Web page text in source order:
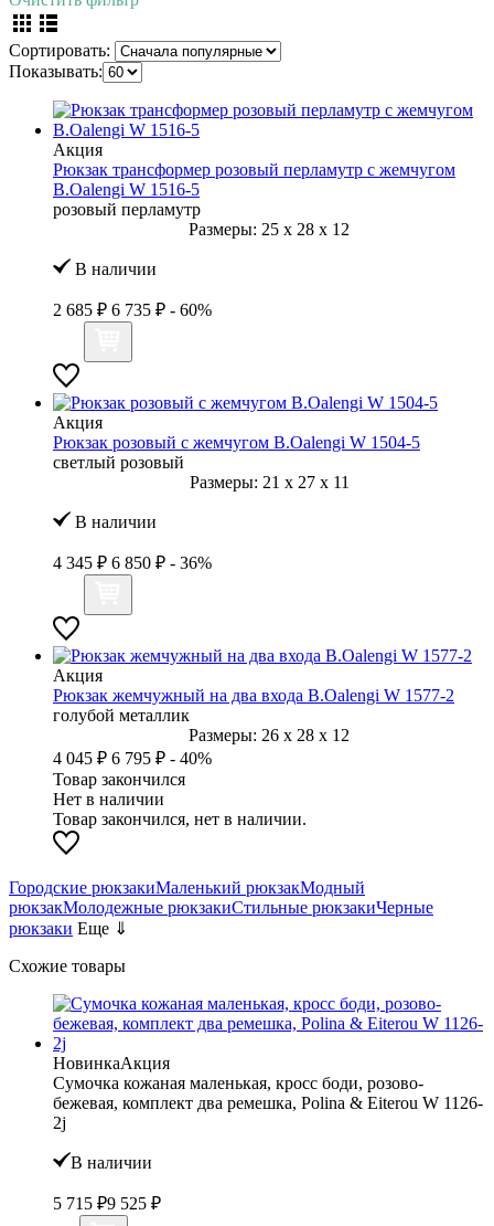
Сортировать:
Показывать:
Акция
Рюкзак трансформер розовый перламутр с жемчугом
B.Oalengi W 1516-5
розовый перламутр
Размеры: 25 x 28 x 12
В наличии
2 685 ₽ 6 735 ₽ - 60%
Акция
Рюкзак розовый с жемчугом B.Oalengi W 1504-5
светлый розовый
Размеры: 21 x 27 x 11
В наличии
4 345 ₽ 6 850 ₽ - 36%
Акция
Рюкзак жемчужный на два входа B.Oalengi W 1577-2
голубой металлик
Размеры: 26 x 28 x 12
4 045 ₽ 6 795 ₽ - 40%
Товар закончился
Нет в наличии
Товар закончился, нет в наличии.
Городские рюкзакиМаленький рюкзакМодный
рюкзакМолодежные рюкзакиСтильные рюкзакиЧерные
рюкзаки Еще ⇓
Схожие товары
НовинкаАкция
Сумочка кожаная маленькая, кросс боди, розово-
бежевая, комплект два ремешка, Polina & Eiterou W 1126-
2j
В наличии
5 715 ₽9 525 ₽